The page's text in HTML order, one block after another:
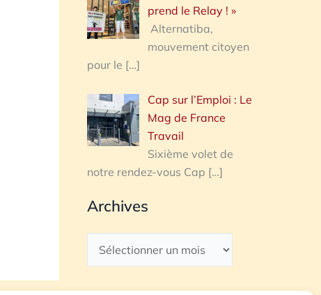
prend le Relay ! »
Alternatiba,
mouvement citoyen
pour le […]
Cap sur l’Emploi : Le
Mag de France
Travail
Sixième volet de
notre rendez-vous Cap […]
Archives